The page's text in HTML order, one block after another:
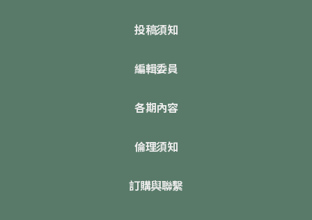
投稿須知
編輯委員
各期內容
倫理須知
訂購與聯繫